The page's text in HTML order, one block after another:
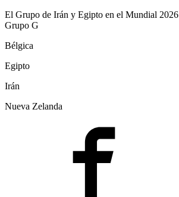
El Grupo de Irán y Egipto en el Mundial 2026
Grupo G
Bélgica
Egipto
Irán
Nueva Zelanda